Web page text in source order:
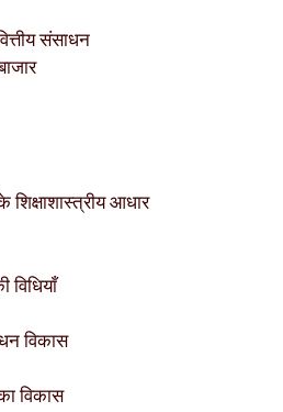
संसाधन
शिक्षाशास्त्रीय आधार
विधियाँ
विकास
विकास